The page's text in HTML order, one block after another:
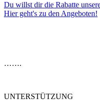
Du willst dir die Rabatte
Hier geht's zu den Angeboten!
…….
UNTERSTÜTZUNG